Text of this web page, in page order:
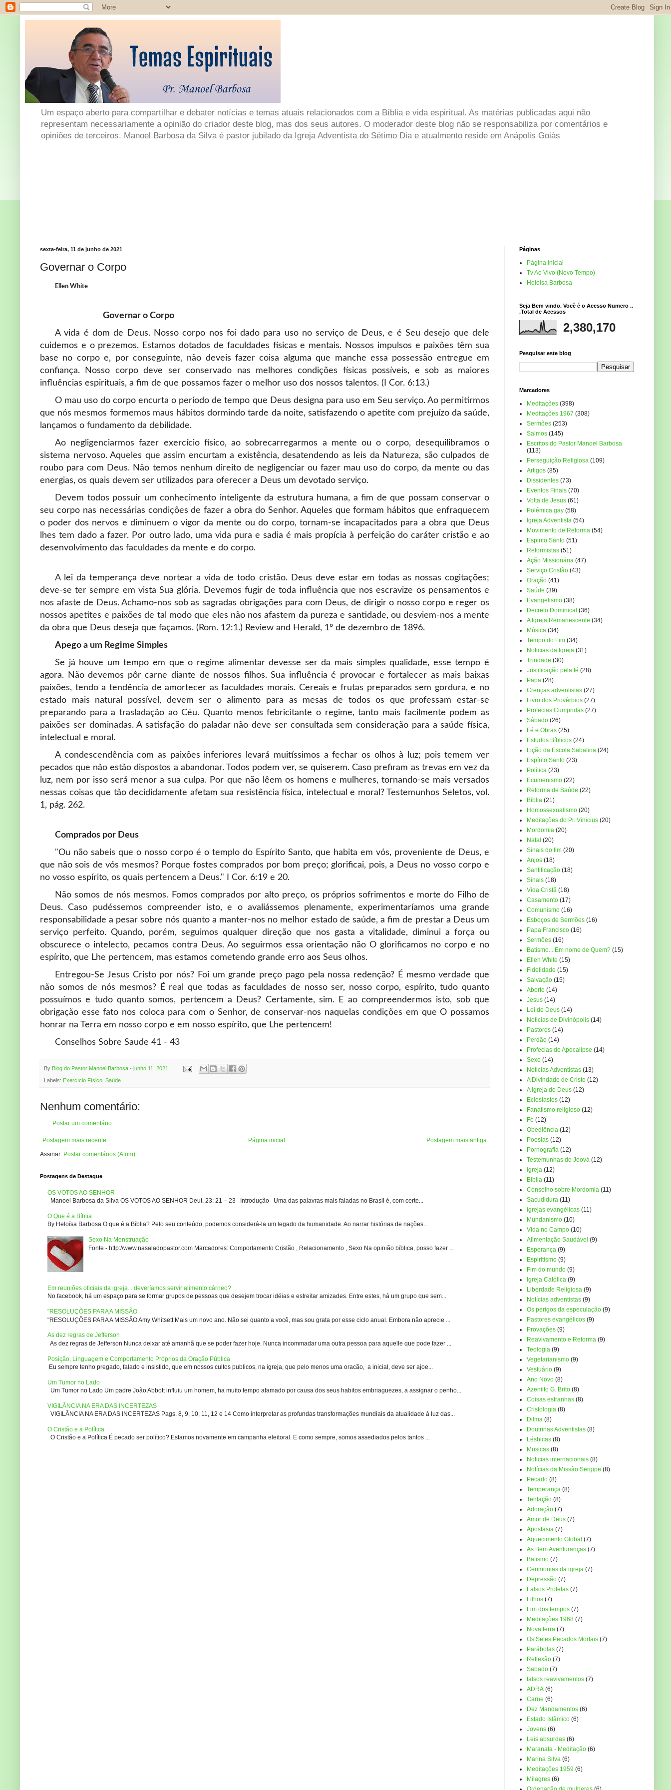
Um espaço aberto para compartilhar e debater notícias e temas atuais relacionados com a Bíblia e vida espiritual. As matérias publicadas aqui não
representam necessariamente a opinião do criador deste blog, mas dos seus autores. O moderador deste blog não se responsabiliza por comentários e
opiniões de terceiros. Manoel Barbosa da Silva é pastor jubilado da Igreja Adventista do Sétimo Dia e atualmento reside em Anápolis Goiás
sexta-feira, 11 de junho de 2021
Governar o Corpo
Ellen White
Governar o Corpo
A vida é dom de Deus. Nosso corpo nos foi dado para uso no serviço de Deus, e é Seu desejo que dele
cuidemos e o prezemos. Estamos dotados de faculdades físicas e mentais. Nossos impulsos e paixões têm sua
base no corpo e, por conseguinte, não deveis fazer coisa alguma que manche essa possessão entregue em
confiança. Nosso corpo deve ser conservado nas melhores condições físicas possíveis, e sob as maiores
influências espirituais, a fim de que possamos fazer o melhor uso dos nossos talentos. (I Cor. 6:13.)
O mau uso do corpo encurta o período de tempo que Deus designa para uso em Seu serviço. Ao permitirmos
que nós mesmos formemos maus hábitos dormindo tarde da noite, satisfazendo o apetite com prejuízo da saúde,
lançamos o fundamento da debilidade.
Ao negligenciarmos fazer exercício físico, ao sobrecarregarmos a mente ou o corpo, desequilibramos o
sistema nervoso. Aqueles que assim encurtam a existência, desatendendo as leis da Natureza, são culpados de
roubo para com Deus. Não temos nenhum direito de negligenciar ou fazer mau uso do corpo, da mente ou das
energias, os quais devem ser utilizados para oferecer a Deus um devotado serviço.
Devem todos possuir um conhecimento inteligente da estrutura humana, a fim de que possam conservar o
seu corpo nas necessárias condições de fazer a obra do Senhor. Aqueles que formam hábitos que enfraquecem
o poder dos nervos e diminuem o vigor da mente ou do corpo, tornam-se incapacitados para a obra que Deus
lhes tem dado a fazer. Por outro lado, uma vida pura e sadia é mais propícia à perfeição do caráter cristão e ao
desenvolvimento das faculdades da mente e do corpo.
A lei da temperança deve nortear a vida de todo cristão. Deus deve estar em todas as nossas cogitações;
deve-se ter sempre em vista Sua glória. Devemos fugir de toda influência que nos escravize os pensamentos e
nos afaste de Deus. Achamo-nos sob as sagradas obrigações para com Deus, de dirigir o nosso corpo e reger os
nossos apetites e paixões de tal modo que eles não nos afastem da pureza e santidade, ou desviem-nos a mente
da obra que Deus deseja que façamos. (Rom. 12:1.) Review and Herald, 1º de dezembro de 1896.
Apego a um Regime Simples
Se já houve um tempo em que o regime alimentar devesse ser da mais simples qualidade, esse tempo é
agora. Não devemos pôr carne diante de nossos filhos. Sua influência é provocar e fortalecer as mais baixas
paixões, tendo a tendência de amortecer as faculdades morais. Cereais e frutas preparados sem gordura, e no
estado mais natural possível, devem ser o alimento para as mesas de todos os que professam estar-se
preparando para a trasladação ao Céu. Quanto menos febricitante o regime, tanto mais facilmente podem as
paixões ser dominadas. A satisfação do paladar não deve ser consultada sem consideração para a saúde física,
intelectual e moral.
A condescendência com as paixões inferiores levará muitíssimos a fechar os olhos à luz; pois temem ver
pecados que não estão dispostos a abandonar. Todos podem ver, se quiserem. Caso prefiram as trevas em vez da
luz, nem por isso será menor a sua culpa. Por que não lêem os homens e mulheres, tornando-se mais versados
nessas coisas que tão decididamente afetam sua resistência física, intelectual e moral? Testemunhos Seletos, vol.
1, pág. 262.
Comprados por Deus
"Ou não sabeis que o nosso corpo é o templo do Espírito Santo, que habita em vós, proveniente de Deus, e
que não sois de vós mesmos? Porque fostes comprados por bom preço; glorificai, pois, a Deus no vosso corpo e
no vosso espírito, os quais pertencem a Deus." I Cor. 6:19 e 20.
Não somos de nós mesmos. Fomos comprados por alto preço, os próprios sofrimentos e morte do Filho de
Deus. Caso pudéssemos compreender isto, e o avaliássemos plenamente, experimentaríamos uma grande
responsabilidade a pesar sobre nós quanto a manter-nos no melhor estado de saúde, a fim de prestar a Deus um
serviço perfeito. Quando, porém, seguimos qualquer direção que nos gasta a vitalidade, diminui a força ou
obscurece o intelecto, pecamos contra Deus. Ao seguirmos essa orientação não O glorificamos no corpo e no
espírito, que Lhe pertencem, mas estamos cometendo grande erro aos Seus olhos.
Entregou-Se Jesus Cristo por nós? Foi um grande preço pago pela nossa redenção? É mesmo verdade que
não somos de nós mesmos? É real que todas as faculdades de nosso ser, nosso corpo, espírito, tudo quanto
possuímos e tudo quanto somos, pertencem a Deus? Certamente, sim. E ao compreendermos isto, sob que
obrigação esse fato nos coloca para com o Senhor, de conservar-nos naquelas condições em que O possamos
honrar na Terra em nosso corpo e em nosso espírito, que Lhe pertencem!
Conselhos Sobre Saude 41 - 43
By Blog do Pastor Manoel Barbosa - junho 11, 2021
Labels: Exercício Físico, Saúde
Nenhum comentário:
Postar um comentário
Postagem mais recente Postagem mais antiga
Página inicial
Assinar: Postar comentários (Atom)
Postagens de Destaque
OS VOTOS AO SENHOR
Manoel Barbosa da Silva OS VOTOS AO SENHOR Deut. 23: 21 – 23 Introdução Uma das palavras mais faladas no Brasil é, com certe...
O Que é a Bíblia
By Heloísa Barbosa O que é a Bíblia? Pelo seu conteúdo, podemos considerá-la um legado da humanidade. Ao narrar histórias de nações...
Sexo Na Menstruação
Fonte - http://www.nasaladopastor.com Marcadores: Comportamento Cristão , Relacionamento , Sexo Na opinião bíblica, posso fazer ...
Em reuniões oficiais da igreja... deveríamos servir alimento cárneo?
No facebook, há um espaço para se formar grupos de pessoas que desejem trocar idéias e estreitar amizades. Entre estes, há um grupo que sem...
"RESOLUÇÕES PARA A MISSÃO
"RESOLUÇÕES PARA A MISSÃO Amy Whitsett Mais um novo ano. Não sei quanto a você, mas sou grata por esse ciclo anual. Embora não aprecie ...
As dez regras de Jefferson
As dez regras de Jefferson Nunca deixar até amanhã que se poder fazer hoje. Nunca incommadar uma outra pessoa para aquelle que pode fazer ...
Posição, Linguagem e Comportamento Próprios da Oração Pública
Eu sempre tenho pregado, falado e insistido, que em nossos cultos publicos, na igreja, que pelo menos uma oracão, a inicial, deve ser ajoe...
Um Tumor no Lado
Um Tumor no Lado Um padre João Abbott influiu um homem, ha muito tempo afamado por causa dos seus habitos embriaguezes, a assignar o penho...
VIGILÂNCIA NA ERA DAS INCERTEZAS
VIGILÂNCIA NA ERA DAS INCERTEZAS Pags. 8, 9, 10, 11, 12 e 14 Como interpretar as profundas transformações mundiais da atualidade à luz das...
O Cristão e a Política
O Cristão e a Política É pecado ser político? Estamos novamente em campanha eleitoral. E como sempre, somos assediados pelos tantos ...
Páginas
Página inicial
Tv Ao Vivo (Novo Tempo)
Heloisa Barbosa
Seja Bem vindo. Você é o Acesso Numero ..
.Total de Acessos
2,380,170
Pesquisar este blog
Marcadores
Meditações (398)
Meditações 1967 (308)
Sermões (253)
Salmos (145)
Escritos do Pastor Manoel Barbosa
(113)
Perseguição Religiosa (109)
Artigos (85)
Dissidentes (73)
Eventos Finais (70)
Volta de Jesus (61)
Polêmica gay (58)
Igreja Adventista (54)
Movimento de Reforma (54)
Espirito Santo (51)
Reformistas (51)
Ação Missionária (47)
Serviço Cristão (43)
Oração (41)
Saúde (39)
Evangelismo (38)
Decreto Dominical (36)
A Igreja Remanescente (34)
Música (34)
Tempo do Fim (34)
Noticias da Igreja (31)
Trindade (30)
Justificação pela fé (28)
Papa (28)
Crenças adventistas (27)
Livro dos Provérbios (27)
Profecias Cumpridas (27)
Sábado (26)
Fé e Obras (25)
Estudos Bíblicos (24)
Lição da Escola Sabatina (24)
Espírito Santo (23)
Política (23)
Ecumenismo (22)
Reforma de Saúde (22)
Bíblia (21)
Homossexualismo (20)
Meditações do Pr. Vinicius (20)
Mordomia (20)
Natal (20)
Sinais do fim (20)
Anjos (18)
Santificação (18)
Sinais (18)
Vida Cristã (18)
Casamento (17)
Comunismo (16)
Esboços de Sermões (16)
Papa Francisco (16)
Sermôes (16)
Batismo... Em nome de Quem? (15)
Ellen White (15)
Fidelidade (15)
Salvação (15)
Aborto (14)
Jesus (14)
Lei de Deus (14)
Noticias de Divinópolis (14)
Pastores (14)
Perdão (14)
Profecias do Apocalípse (14)
Sexo (14)
Noticias Adventistas (13)
A Divindade de Cristo (12)
A Igreja de Deus (12)
Eclesiastes (12)
Fanatismo religioso (12)
Fé (12)
Obediência (12)
Poesias (12)
Pornografia (12)
Testemunhas de Jeová (12)
igreja (12)
Biblia (11)
Conselho sobre Mordomia (11)
Sacudidura (11)
igrejas evangélicas (11)
Mundanismo (10)
Vida no Campo (10)
Alimentação Saudável (9)
Esperança (9)
Espiritismo (9)
Fim do mundo (9)
Igreja Católica (9)
Liberdade Religiosa (9)
Notícias adventistas (9)
Os perigos da especulação (9)
Pastores evangélicos (9)
Provações (9)
Reavivamento e Reforma (9)
Teologia (9)
Vegetarianismo (9)
Vestuário (9)
Ano Novo (8)
Azenilto G. Brito (8)
Coisas estranhas (8)
Cristologia (8)
Dilma (8)
Doutrinas Adventistas (8)
Lésbicas (8)
Musicas (8)
Noticias internacionais (8)
Notícias da Missão Sergipe (8)
Pecado (8)
Temperança (8)
Tentação (8)
Adoração (7)
Amor de Deus (7)
Apostasia (7)
Aquecimento Global (7)
As Bem Aventuranças (7)
Batismo (7)
Cerimonias da igreja (7)
Depressão (7)
Falsos Profetas (7)
Filhos (7)
Fim dos tempos (7)
Meditações 1968 (7)
Nova terra (7)
Os Setes Pecados Mortais (7)
Parábolas (7)
Reflexão (7)
Sabado (7)
falsos reavivamentos (7)
ADRA (6)
Carne (6)
Dez Mandamentos (6)
Estado Islâmico (6)
Jovens (6)
Leis absurdas (6)
Maranata - Meditação (6)
Marina Silva (6)
Meditações 1959 (6)
Milagres (6)